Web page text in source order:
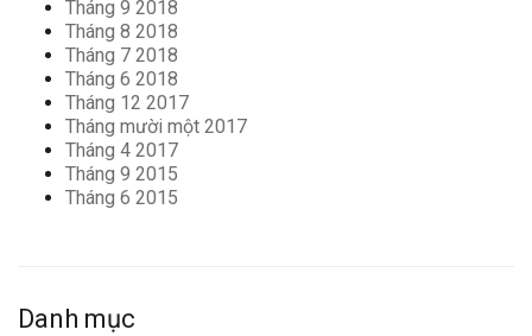
Tháng 9 2018
Tháng 8 2018
Tháng 7 2018
Tháng 6 2018
Tháng 12 2017
Tháng mười một 2017
Tháng 4 2017
Tháng 9 2015
Tháng 6 2015
Danh mục